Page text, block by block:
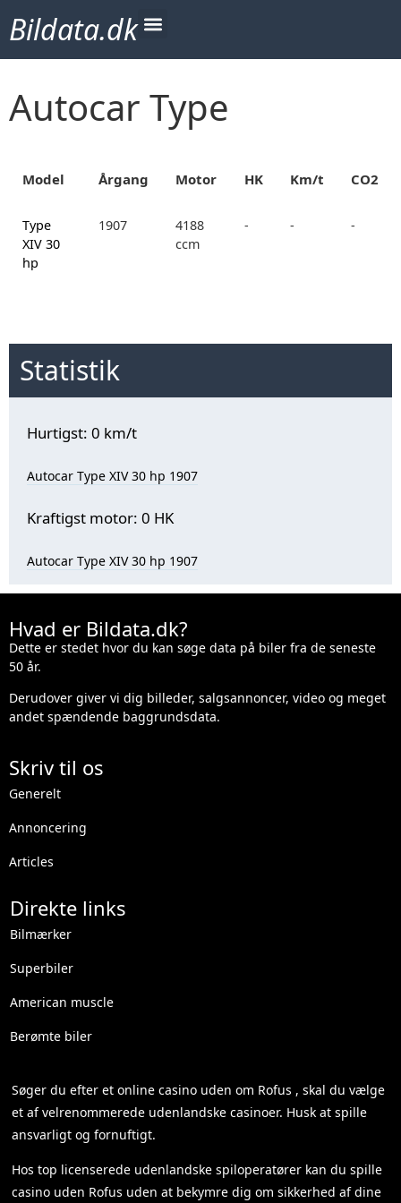
Bildata.dk
Autocar Type
Model Årgang Motor HK Km/t CO2
Type
XIV 30
hp
1907
4188
ccm
- - -
Statistik
Hurtigst: 0 km/t
Autocar Type XIV 30 hp 1907
Kraftigst motor: 0 HK
Autocar Type XIV 30 hp 1907
Hvad er Bildata.dk?
Dette er stedet hvor du kan søge data på biler fra de seneste
50 år.
Derudover giver vi dig billeder, salgsannoncer, video og meget
andet spændende baggrundsdata.
Skriv til os
Generelt
Annoncering
Articles
Direkte links
Bilmærker
Superbiler
American muscle
Berømte biler
Søger du efter etonline casino uden om Rofus , skal du vælge
et af velrenommerede udenlandske casinoer. Husk at spille
ansvarligt og fornuftigt.
Hos top licenserede udenlandske spiloperatører kan du spille
casino uden Rofus uden at bekymre dig om sikkerhed af dine